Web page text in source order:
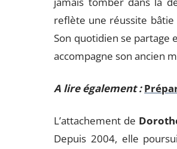
reflète une réussite
Son quotidien se partage
accompagne son ancien
A lire également :
L’attachement de
Depuis 2004, elle